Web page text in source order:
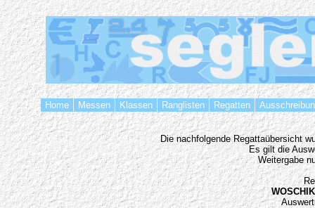
Home Messen Klassen Ranglisten Regatten
Die nachfolgende Regattaübersicht
Es gilt die
Weitergabe